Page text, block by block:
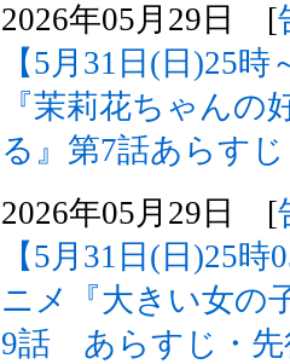
2026年05月29日 [
【5月31日(日)25
『茉莉花ちゃん
る』第7話あらす
2026年05月29日 [
【5月31日(日)25
ニメ『大きい女の
9話 あらすじ・先